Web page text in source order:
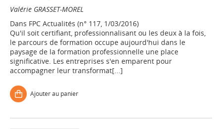
Valérie GRASSET-MOREL
Dans FPC Actualités (n° 117, 1/03/2016)
Qu'il soit certifiant, professionnalisant ou les deux à la fois,
le parcours de formation occupe aujourd'hui dans le
paysage de la formation professionnelle une place
significative. Les entreprises s'en emparent pour
accompagner leur transformat[...]
Ajouter au panier